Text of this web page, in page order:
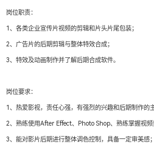
岗位职责：
1、各类企业宣传片视频的剪辑和片头片尾包装；
2、广告片的后期剪辑与整体特效合成；
3、特效及动画制作并了解后期合成软件。
岗位要求：
1、热爱影视，责任心强，有强烈的兴趣和后期制作的
2、熟练使用After Effect、Photo Shop、熟练掌握视频
3、能对影片后期进行整体调色控制，具备一定审美感；